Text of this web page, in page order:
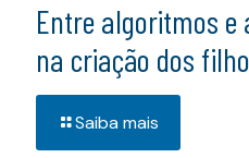
Entre algoritmos e
na criação dos
Saiba mais